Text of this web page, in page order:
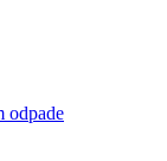
odpade